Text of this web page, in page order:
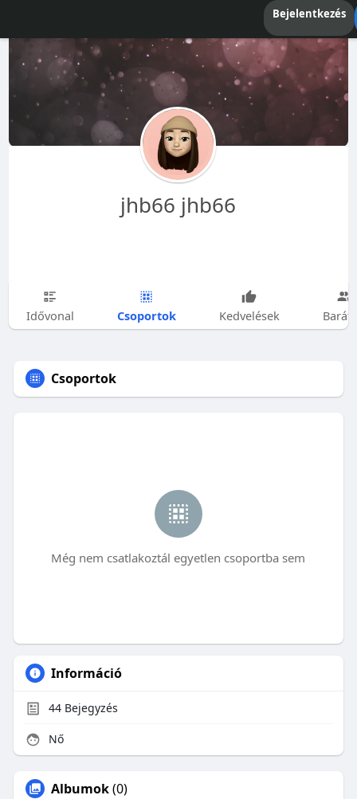
Bejelentkezés
jhb66 jhb66
Idővonal Csoportok Kedvelések
Csoportok
Még nem csatlakoztál egyetlen csoportba sem
Információ
44Bejegyzés
Nő
Albumok(0)